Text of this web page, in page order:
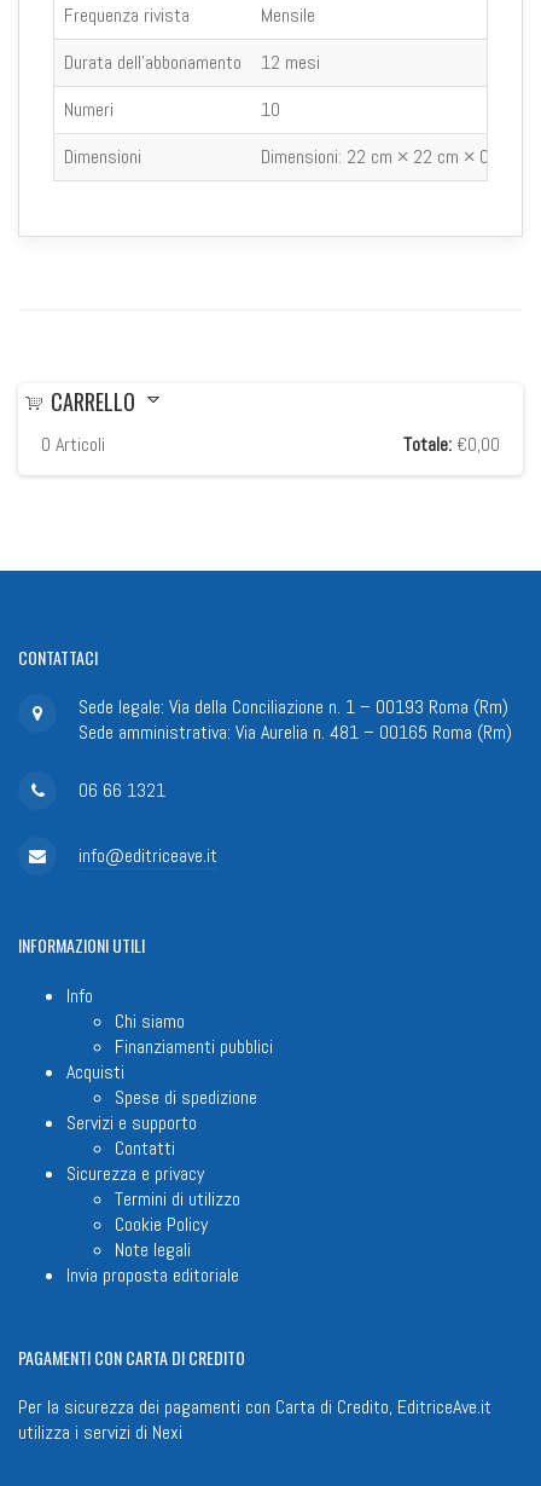
Frequenza rivista
Mensile
Durata dell'abbonamento
12 mesi
Numeri
10
Dimensioni
Dimensioni: 22 cm × 22 cm × 0.3 cm
CARRELLO
0 Articoli Totale: €0,00
CONTATTACI
Sede legale: Via della Conciliazione n. 1 – 00193 Roma (Rm)
Sede amministrativa: Via Aurelia n. 481 – 00165 Roma (Rm)
06 66 1321
info@editriceave.it
INFORMAZIONIUTILI
Info
Chi siamo
Finanziamenti pubblici
Acquisti
Spese di spedizione
Servizi e supporto
Contatti
Sicurezza e privacy
Termini di utilizzo
Cookie Policy
Note legali
Invia proposta editoriale
PAGAMENTICON CARTA DI CREDITO
Per la sicurezza dei pagamenti con Carta di Credito, EditriceAve.it
utilizza i servizi di Nexi